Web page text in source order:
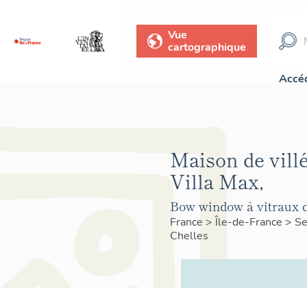
Vue
cartographique
Maison de
Villa Max,
Bow window à vitraux
France >Île-de-France >
Chelles